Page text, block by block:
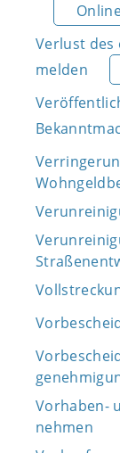
Verlust des
melden
Vorhaben-
nehmen